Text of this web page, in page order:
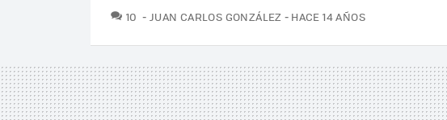
10 COMENTARIOS
JUAN CARLOS GONZÁLEZ HACE 14 AÑOS